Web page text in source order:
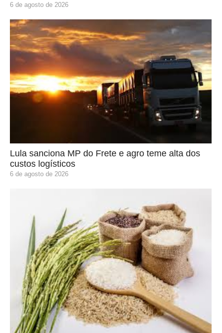
6 de agosto de 2026
Lula sanciona MP do Frete e agro teme alta dos
custos logísticos
6 de agosto de 2026